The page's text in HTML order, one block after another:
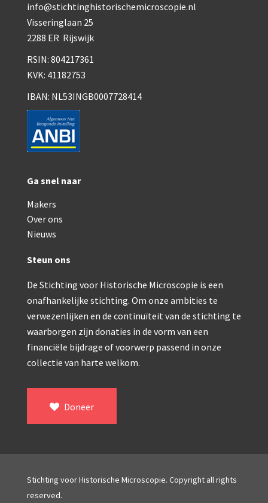
Dollond, ‘bar-limb’ (1860-1880)
Ongesigneerd, Engels (1860-1880)
Robbins (1860-1890)
Nachet, ‘plus simple’ (1862-1880)
Beck & Beck, ‘popular microscope’ (1867)
Bianchi, trommelmicroscoop (1869-1873)
Hartnack / Prazmowski (1870-1880)
Baker, prepareermicroscoop (1870-1890)
Double pillar, Frans (1870-1900)
Zeiss, statief IX (ca. 1890)
Seibert, ‘Stativ 3’ (1895-1900)
Watson & Sons, No. 1 ‘Van Heurck’ (ca. 1900)
Reichert (ca. 1925)
Winkel, statief BTC (1955-1957)
Troughton & Simms, McArthur type (1959-
Bleeker, statief R (ca. 1965)
Meopta, ‘veld’microscoop (1965-1980)
Zeiss, type Ergaval (ca. 1970)
info@stichtinghistorischemicroscopie.nl
Visseringlaan 25
2288 ER Rijswijk
RSIN: 804217361
KVK: 41182753
IBAN: NL53INGB0007728414
Ga snel naar
Makers
Over ons
Nieuws
Steun ons
De Stichting voor Historische Microscopie is een
onafhankelijke stichting. Om onze ambities te
verwezenlijken en de continuïteit van de stichting te
waarborgen zijn donaties in de vorm van een
financiële bijdrage of voorwerp passend in onze
collectie van harte welkom.
Doneer
Stichting voor Historische Microscopie. Copyright all rights
reserved.